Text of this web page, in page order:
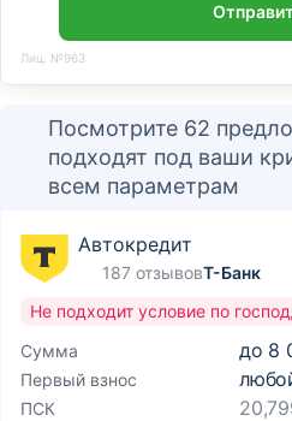
Лиц. №963
Посмотрите 62
подходят под ваши
всем параметрам
Автокредит
187 отзывовТ-Банк
Сумма до 8
Первый взнос
ПСК
Не подходит условие по